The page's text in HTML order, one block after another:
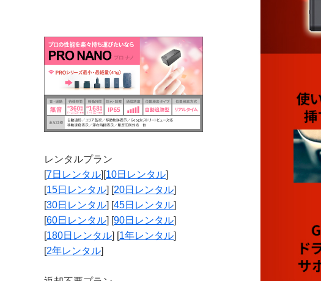
レンタルプラン
[7日レンタル][10日レンタル]
[15日レンタル] [20日レンタル]
[30日レンタル] [45日レンタル]
[60日レンタル] [90日レンタル]
[180日レンタル] [1年レンタル]
[2年レンタル]